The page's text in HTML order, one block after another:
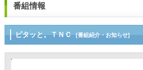
番組情報
ピタッと。ＴＮＣ [番組紹介・お知らせ]